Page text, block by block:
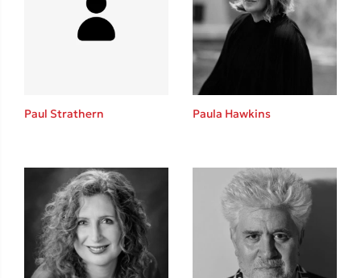
Το λιμάνι μου είσαι εσύ
Ιωάννης Γλωσσόπουλος
Ένας γίγαντας στο σχολείο
Paul Strathern Paula Hawkins